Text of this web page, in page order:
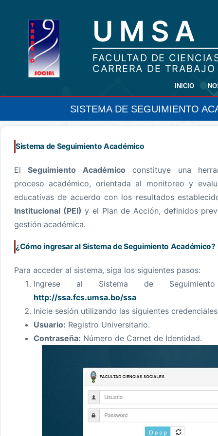
INICIO
SISTEMA DE SEGUIMIENTO
Sistema de Seguimiento Académico
ElSeguimiento Académico constituye una
proceso académico, orientada al monitoreo y
educativas de acuerdo con los resultados
Institucional (PEI) y el Plan de Acción, definidos
gestión académica.
¿Cómo ingresar al Sistema de Seguimiento Académico?
Para acceder al sistema, siga los siguientes pasos:
Ingrese al Sistema de
http://ssa.fcs.umsa.bo/ssa
Inicie sesión utilizando las siguientes
Usuario: Registro Universitario.
Contraseña: Número de Carnet de Identidad.